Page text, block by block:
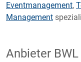
Eventmanagement,
Management
Anbieter